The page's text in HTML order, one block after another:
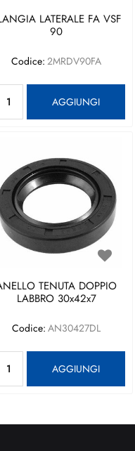
LATERALE FA VSF
90
Codice: 2MRDV90FA
AGGIUNGI
TENUTA DOPPIO
LABBRO 30x42x7
Codice: AN30427DL
AGGIUNGI